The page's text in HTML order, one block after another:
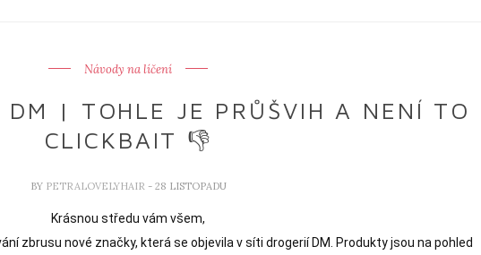
Návody na líčení
| TOHLE JE PRŮŠVIH A NENÍ TO
CLICKBAIT 👎
BY PETRALOVELYHAIR - 28 LISTOPADU
Krásnou středu vám všem,
zbrusu nové značky, která se objevila v síti drogerií DM. Produkty jsou na pohled